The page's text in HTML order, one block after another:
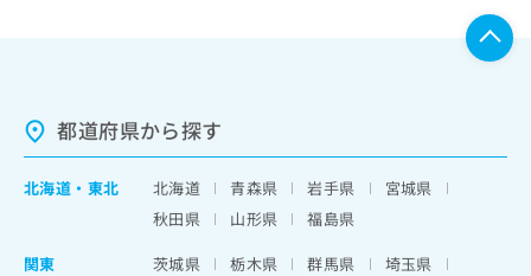
都道府県から探す
北海道 ・ 東北 北海道 青森県 岩手県
宮城県
秋田県
山形県
福島県
関東
茨城県 栃木県 群馬県
埼玉県